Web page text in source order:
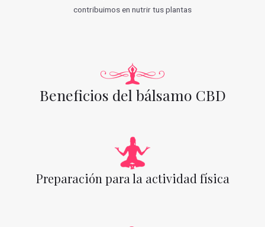
contribuimos en nutrir tus plantas
Beneficios del bálsamo CBD
Preparación para la actividad física